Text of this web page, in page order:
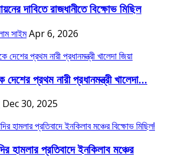
দাবিতে রাজধানীতে বিক্ষোভ মিছিল
সাইমApr 6, 2026
প্রথম নারী প্রধানমন্ত্রী খালেদা...
Dec 30, 2025
হামলার প্রতিবাদে ইনকিলাব মঞ্চের